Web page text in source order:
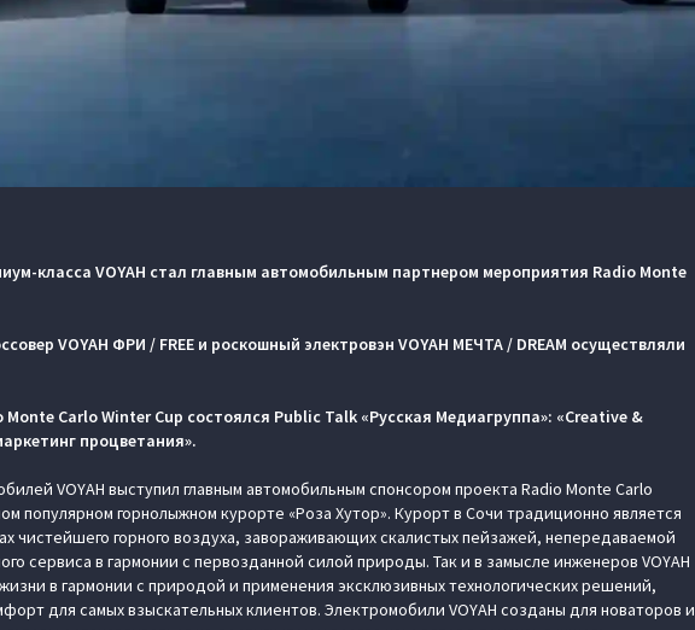
класса VOYAH стал главным автомобильным партнером мероприятия Radio Monte
VOYAH ФРИ / FREE и роскошный электровэн VOYAH МЕЧТА / DREAM осуществляли
Carlo Winter Cup состоялся Public Talk «Русская Медиагруппа»: «Creative &
процветания».
VOYAH выступил главным автомобильным спонсором проекта Radio Monte Carlo
популярном горнолыжном курорте «Роза Хутор». Курорт в Сочи традиционно является
чистейшего горного воздуха, завораживающих скалистых пейзажей, непередаваемой
сервиса в гармонии с первозданной силой природы. Так и в замысле инженеров VOYAH
в гармонии с природой и применения эксклюзивных технологических решений,
для самых взыскательных клиентов. Электромобили VOYAH созданы для новаторов и